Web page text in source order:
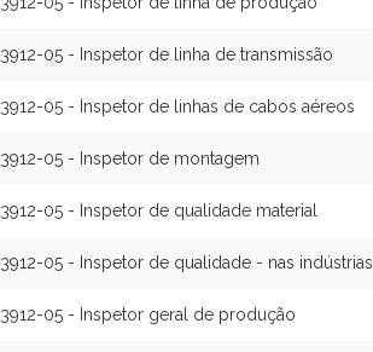
3912-05 - Inspetor de linha de transmissão
3912-05 - Inspetor de linhas de cabos aéreos
3912-05 - Inspetor de montagem
3912-05 - Inspetor de qualidade material
3912-05 - Inspetor de qualidade - nas indústrias
3912-05 - Inspetor geral de produção